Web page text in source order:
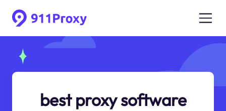
best proxy software